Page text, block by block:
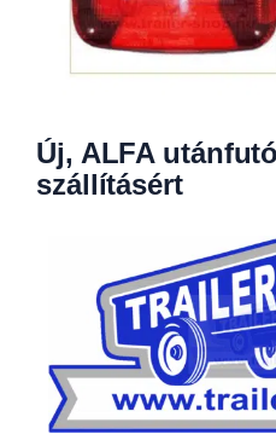
Új, ALFA
szállításért